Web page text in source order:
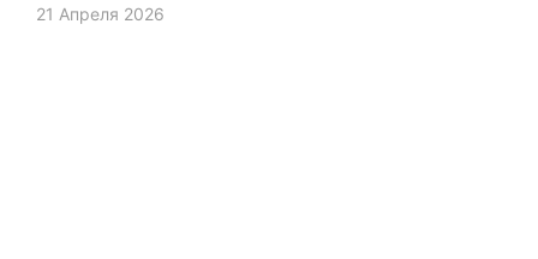
21 Апреля 2026